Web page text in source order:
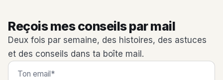
Reçois mes conseils par mail
Deux fois par semaine, des histoires, des astuces
et des conseils dans ta boîte mail.